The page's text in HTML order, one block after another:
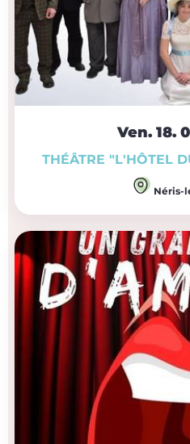
Ven. 18.
THÉÂTRE "L'HÔTEL
Néris-